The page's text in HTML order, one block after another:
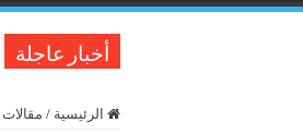
أخبار عاجلة
الرئيسية / مقالات